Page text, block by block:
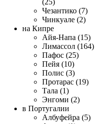
(25)
Чезантико (7)
Чинкуале (2)
на Кипре
Айя-Напа (15)
Лимассол (164)
Пафос (25)
Пейя (10)
Полис (3)
Протарас (19)
Тала (1)
Энгоми (2)
в Португалии
Албуфейра (5)